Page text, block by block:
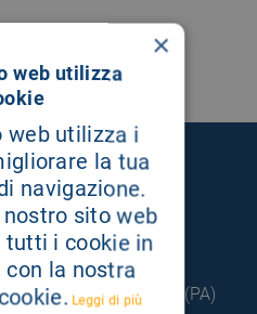
Istituto
90015 Cefalù (PA)
×
web utilizza
web utilizza i
la tua
navigazione.
sito web
tutti i cookie in
la nostra
Leggi di più